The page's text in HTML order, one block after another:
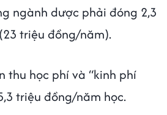
ngành dược phải đóng 2,3
triệu đồng/năm).
thu học phí và “kinh phí
triệu đồng/năm học.